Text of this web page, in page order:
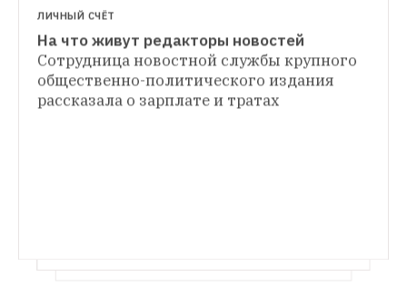
ЛЮДИ В ГОРОДЕ
«Судьи начинают бояться»: Кто и зачем
ходит слушателем на судыThe Village
поговорил с людьми, чье хобби — ходить
ЛИЧНЫЙ СЧЁТ
На что живут редакторы новостей
Сотрудница новостной службы крупного
общественно-политического издания
рассказала о зарплате и тратах